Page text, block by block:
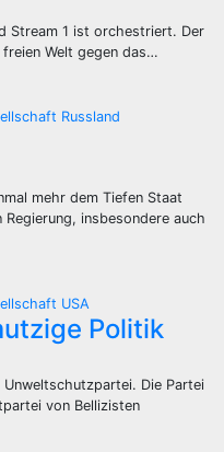
Stream 1 ist orchestriert. Der
Welt gegen das…
Russland
mehr dem Tiefen Staat
insbesondere auch
USA
Politik
Unweltschutzpartei. Die Partei
von Bellizisten